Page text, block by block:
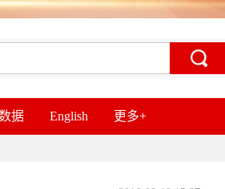
据 English 更多+